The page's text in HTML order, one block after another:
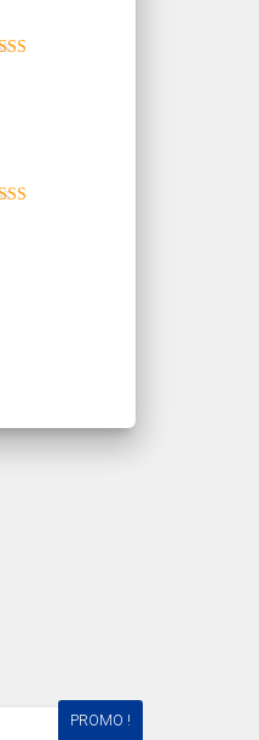
PROMO !